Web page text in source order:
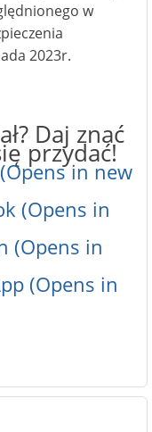
w
2023r.
Daj znać
przydać!
in new
(Opens in
(Opens in
(Opens in